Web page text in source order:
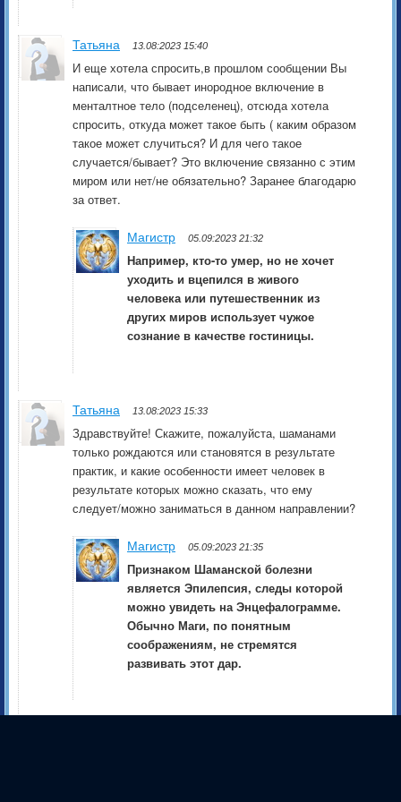
Татьяна 13.08:2023 15:40
И еще хотела спросить,в прошлом сообщении Вы
написали, что бывает инородное включение в
менталтное тело (подселенец), отсюда хотела
спросить, откуда может такое быть ( каким образом
такое может случиться? И для чего такое
случается/бывает? Это включение связанно с этим
миром или нет/не обязательно? Заранее благодарю
за ответ.
Магистр 05.09:2023 21:32
Например, кто-то умер, но не хочет
уходить и вцепился в живого
человека или путешественник из
других миров использует чужое
сознание в качестве гостиницы.
Татьяна 13.08:2023 15:33
Здравствуйте! Скажите, пожалуйста, шаманами
только рождаются или становятся в результате
практик, и какие особенности имеет человек в
результате которых можно сказать, что ему
следует/можно заниматься в данном направлении?
Магистр 05.09:2023 21:35
Признаком Шаманской болезни
является Эпилепсия, следы которой
можно увидеть на Энцефалограмме.
Обычно Маги, по понятным
соображениям, не стремятся
развивать этот дар.